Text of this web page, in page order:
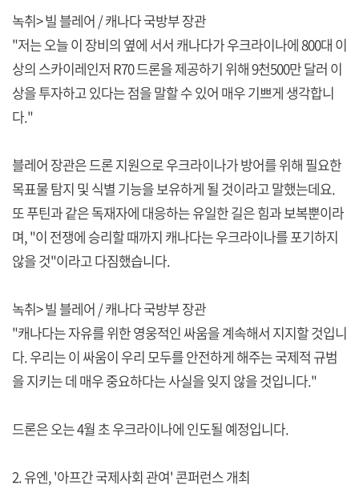
녹취> 빌 블레어 / 캐나다 국방부 장관
"저는 오늘 이 장비의 옆에 서서 캐나다가 우크라이나에 800대 이
상의 스카이레인저 R70 드론을 제공하기 위해 9천500만 달러 이
상을 투자하고 있다는 점을 말할 수 있어 매우 기쁘게 생각합니
다."
블레어 장관은 드론 지원으로 우크라이나가 방어를 위해 필요한
목표물 탐지 및 식별 기능을 보유하게 될 것이라고 말했는데요.
또 푸틴과 같은 독재자에 대응하는 유일한 길은 힘과 보복뿐이라
며, "이 전쟁에 승리할 때까지 캐나다는 우크라이나를 포기하지
않을 것"이라고 다짐했습니다.
녹취> 빌 블레어 / 캐나다 국방부 장관
"캐나다는 자유를 위한 영웅적인 싸움을 계속해서 지지할 것입니
다. 우리는 이 싸움이 우리 모두를 안전하게 해주는 국제적 규범
을 지키는 데 매우 중요하다는 사실을 잊지 않을 것입니다."
드론은 오는 4월 초 우크라이나에 인도될 예정입니다.
2. 유엔, '아프간 국제사회 관여' 콘퍼런스 개최